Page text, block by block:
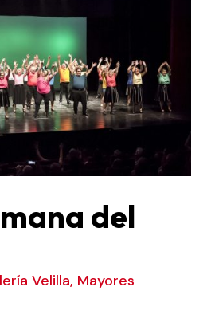
del
Velilla, Mayores